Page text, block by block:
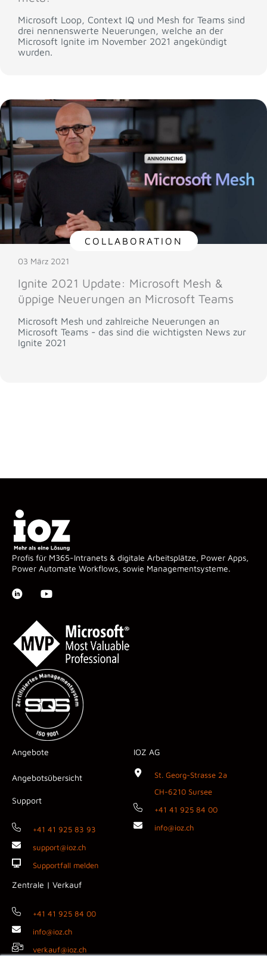
Microsoft Loop, Context IQ und Mesh for Teams sind
drei nennenswerte Neuerungen, welche an der
Microsoft Ignite im November 2021 angekündigt
wurden.
COLLABORATION
03 März 2021
Ignite 2021 Update: Microsoft Mesh &
üppige Neuerungen an Microsoft Teams
Microsoft Mesh und zahlreiche Neuerungen an
Microsoft Teams - das sind die wichtigsten News zur
Ignite 2021
Profis für M365-Intranets & digitale Arbeitsplätze, Power Apps,
Power Automate Workflows, sowie Managementsysteme.
Angebote
Angebotsübersicht
Support
+41 41 925 83 93
support@ioz.ch
Supportfall melden
Zentrale | Verkauf
+41 41 925 84 00
info@ioz.ch
verkauf@ioz.ch
IOZ AG
St. Georg-Strasse 2a
CH-6210 Sursee
+41 41 925 84 00
info@ioz.ch